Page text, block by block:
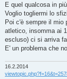
E quel qualcosa in
Voglio togliermi lo
Poi c'è sempre il mio
atletico, insomma ai
escluso) ci si arriva
E' un problema che
16.2.2014